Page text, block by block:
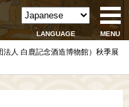
LANGUAGE MENU
法人 白鹿記念酒造博物館）秋季展